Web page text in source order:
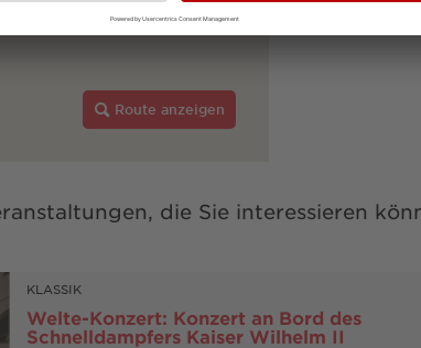
Route anzeigen
die Sie interessieren
KLASSIK
Welte-Konzert: Konzert an Bord des
Schnelldampfers Kaiser Wilhelm II